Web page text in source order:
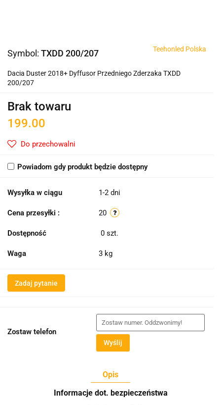
Symbol: TXDD 200/207 Teehonled Polska
Dacia Duster 2018+ Dyffusor Przedniego Zderzaka TXDD
200/207
Brak towaru
199.00
Do przechowalni
Powiadom gdy produkt będzie dostępny
Wysyłka w ciągu 1-2 dni
Cena przesyłki : 20
Dostępność 0 szt.
Waga 3 kg
Zadaj pytanie
Zostaw telefon
Wyślij
Opis
Informacje dot. bezpieczeństwa